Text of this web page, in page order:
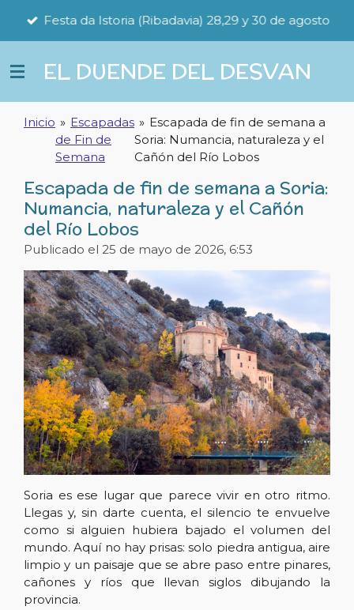
principal
Festa da Istoria (Ribadavia) 28,29 y 30 de agosto
EL DUENDE DEL DESVAN
Inicio » Escapadas
de Fin de
Semana
» Escapada de fin de semana a
Soria: Numancia, naturaleza y el
Cañón del Río Lobos
Escapada de fin de semana a Soria:
Numancia, naturaleza y el Cañón
del Río Lobos
Publicado el 25 de mayo de 2026, 6:53
Soria es ese lugar que parece vivir en otro ritmo.
Llegas y, sin darte cuenta, el silencio te envuelve
como si alguien hubiera bajado el volumen del
mundo. Aquí no hay prisas: solo piedra antigua, aire
limpio y un paisaje que se abre paso entre pinares,
cañones y ríos que llevan siglos dibujando la
provincia.